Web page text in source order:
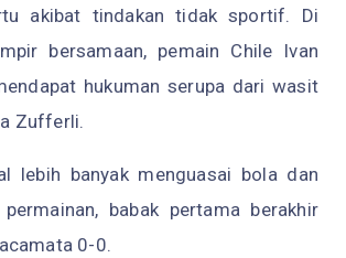
akibat tindakan tidak sportif. Di
bersamaan, pemain Chile Ivan
hukuman serupa dari wasit
Zufferli.
lebih banyak menguasai bola dan
babak pertama berakhir
0-0.